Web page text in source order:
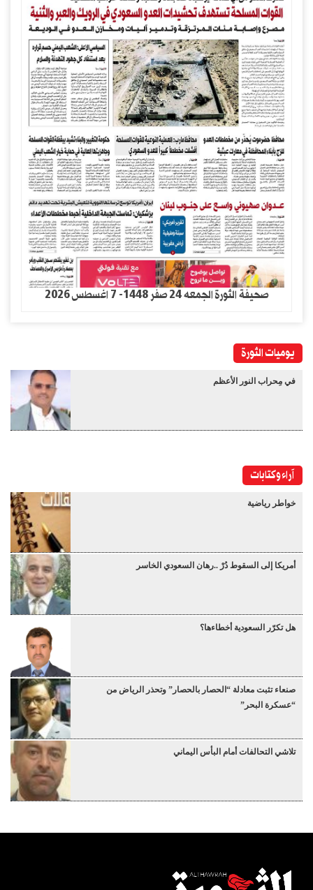
صحيفة الثورة الجمعه 24 صفر 1448- 7 اغسطس 2026
يوميات الثورة
في مِحراب النور الأعظم
آراء وكتابات
خواطر رياضية
أمريكا إلى السقوط دُرْ ..رهان السعودي الخاسر
هل تكرّر السعودية أخطاءها؟
صنعاء تثبت معادلة “الحصار بالحصار” وتحذر الرياض من
“عسكرة البحر”
تلاشي التحالفات أمام البأس اليماني